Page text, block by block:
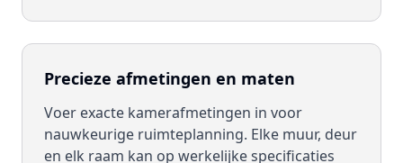
Precieze afmetingen en maten
Voer exacte kamerafmetingen in voor
nauwkeurige ruimteplanning. Elke muur, deur
en elk raam kan op werkelijke specificaties